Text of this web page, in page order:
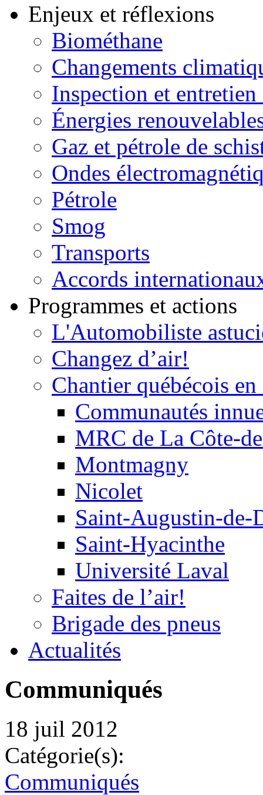
Enjeux et réflexions
Biométhane
Changements
Inspection et entretien
Énergies
Gaz et pétrole de
Ondes
Pétrole
Smog
Transports
Accords
Programmes et actions
L'Automobiliste
Changez d’air!
Chantier québécois
Communautés
MRC de La Côte-
Montmagny
Nicolet
Saint-Augustin-de-
Saint-Hyacinthe
Université Laval
Faites de l’air!
Brigade des pneus
Actualités
Communiqués
18 juil 2012
Catégorie(s):
Communiqués